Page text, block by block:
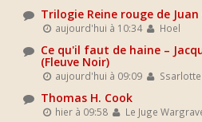
Trilogie Reine rouge de
aujourd'hui à 10:34 Hoel
Ce qu'il faut de haine –
(Fleuve Noir)
aujourd'hui à 09:09 Ssarlotte
Thomas H. Cook
hier à 09:58 Le Juge